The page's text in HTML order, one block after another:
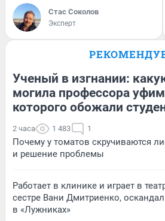
Стас Соколов
Эксперт
Ученый в изгнании:
могила профессора
которого обожали
2 часа 1 483 1
Почему у томатов скручиваются
и решение проблемы
Работает в клинике и играет в
сестре Вани Дмитриенко,
в «Лужниках»